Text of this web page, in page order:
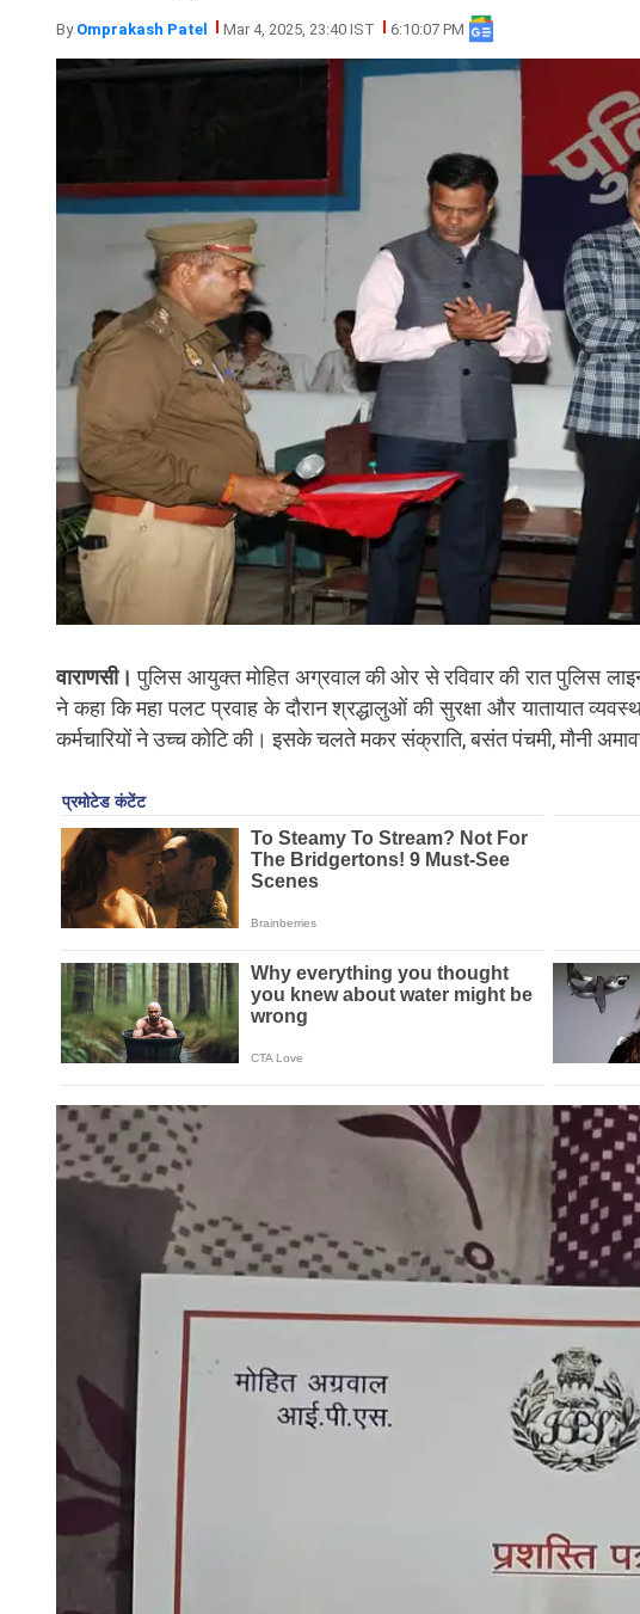
By Omprakash Patel Mar 4, 2025, 23:40 IST 6:10:07 PM
वाराणसी। पुलिस आयुक्त मोहित अग्रवाल की ओर से रविवार की रात पुलिस
ने कहा कि महा पलट प्रवाह के दौरान श्रद्धालुओं की सुरक्षा और यातायात
कर्मचारियों ने उच्च कोटि की। इसके चलते मकर संक्राति, बसंत पंचमी, मौनी